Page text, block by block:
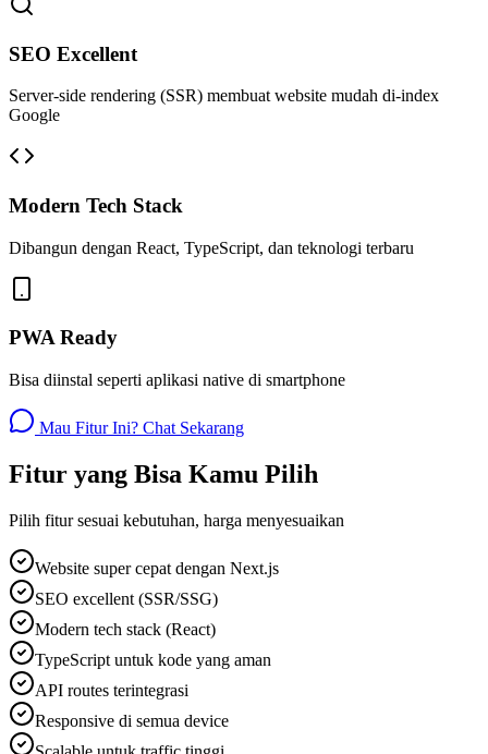
SEO Excellent
Server-side rendering (SSR) membuat website mudah di-index
Google
Modern Tech Stack
Dibangun dengan React, TypeScript, dan teknologi terbaru
PWA Ready
Bisa diinstal seperti aplikasi native di smartphone
Mau Fitur Ini? Chat Sekarang
Fitur yang Bisa Kamu Pilih
Pilih fitur sesuai kebutuhan, harga menyesuaikan
Website super cepat dengan Next.js
SEO excellent (SSR/SSG)
Modern tech stack (React)
TypeScript untuk kode yang aman
API routes terintegrasi
Responsive di semua device